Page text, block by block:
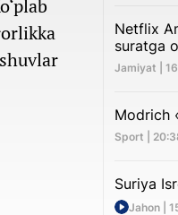
Netflix
suratga
Jamiyat |
Modrich
Sport |
Suriya
Jahon |